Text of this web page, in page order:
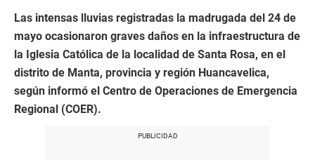
Las intensas lluvias registradas la madrugada del 24 de
mayo ocasionaron graves daños en la infraestructura de
la Iglesia Católica de la localidad de Santa Rosa, en el
distrito de Manta, provincia y región Huancavelica,
según informó el Centro de Operaciones de Emergencia
Regional (COER).